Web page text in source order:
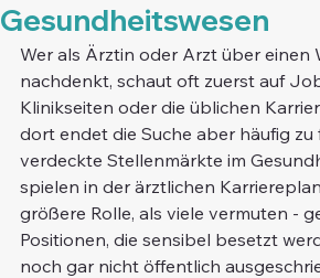
Gesundheitswesen
Wer als Ärztin oder Arzt über einen
nachdenkt, schaut oft zuerst auf
Klinikseiten oder die üblichen
dort endet die Suche aber häufig zu
verdeckte Stellenmärkte im
spielen in der ärztlichen
größere Rolle, als viele vermuten -
Positionen, die sensibel besetzt
noch gar nicht öffentlich